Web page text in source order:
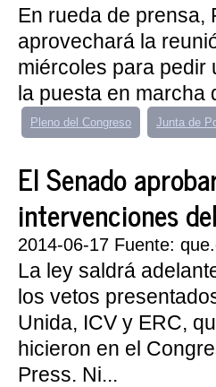
En rueda de prensa,
aprovechará la
miércoles para pedir
la puesta en marcha
Pleno del Congreso Junta de
El Senado
intervenciones
2014-06-17 Fuente:
La ley saldrá
los vetos
Unida, ICV y ERC,
hicieron en el
Press. Ni...